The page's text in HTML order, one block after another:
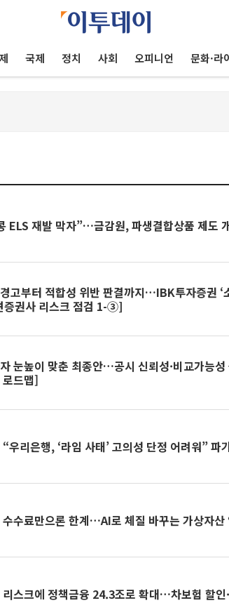
국제 정치 사회 오피니언 문화·라
ELS 재발 막자”…금감원, 파생결합상품 제도
고부터 적합성 위반 판결까지…IBK투자증권 ‘
증권사 리스크 점검 1-③]
눈높이 맞춘 최종안…공시 신뢰성·비교가능
로드맵]
우리은행, ‘라임 사태’ 고의성 단정 어려워” 파
수수료만으론 한계…AI로 체질 바꾸는 가상자산
리스크에 정책금융 24.3조로 확대…차보험 할인